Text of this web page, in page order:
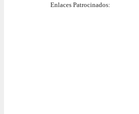
Enlaces Patrocinados: